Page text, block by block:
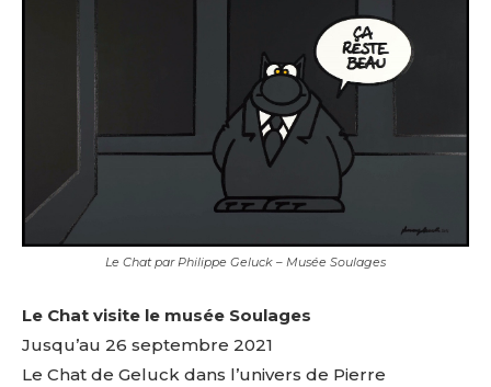
Le Chat par Philippe Geluck – Musée Soulages
Le Chat visite le musée Soulages
Jusqu’au 26 septembre 2021
Le Chat de Geluck dans l’univers de Pierre